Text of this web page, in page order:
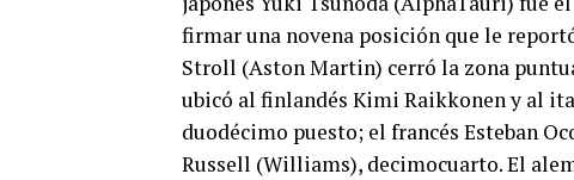
firmar una novena posición que le
Stroll (Aston Martin) cerró la zona
ubicó al finlandés Kimi Raikkonen y al
duodécimo puesto; el francés Esteban
Russell (Williams), decimocuarto. El